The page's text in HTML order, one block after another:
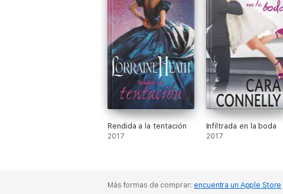
Rendida a la tentación
2017
Infiltrada en la boda
2017
Más formas de comprar: encuentra un Apple Store